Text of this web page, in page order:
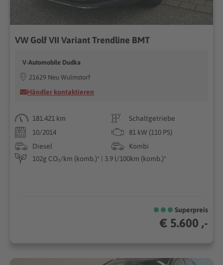
VW Golf VII Variant Trendline BMT
V-Automobile Dudka
21629 Neu Wulmstorf
Händler kontaktieren
181.421 km
Schaltgetriebe
10/2014
81 kW (110 PS)
Diesel
Kombi
102g CO₂/km (komb.)* | 3.9 l/100km (komb.)*
Superpreis
€ 5.600 ,-